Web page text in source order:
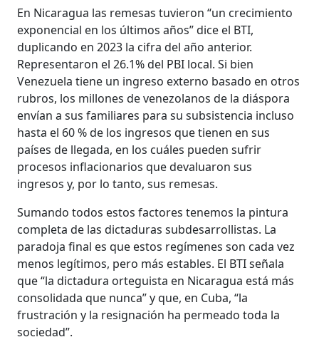
En Nicaragua las remesas tuvieron “un crecimiento
exponencial en los últimos años” dice el BTI,
duplicando en 2023 la cifra del año anterior.
Representaron el 26.1% del PBI local. Si bien
Venezuela tiene un ingreso externo basado en otros
rubros, los millones de venezolanos de la diáspora
envían a sus familiares para su subsistencia incluso
hasta el 60 % de los ingresos que tienen en sus
países de llegada, en los cuáles pueden sufrir
procesos inflacionarios que devaluaron sus
ingresos y, por lo tanto, sus remesas.
Sumando todos estos factores tenemos la pintura
completa de las dictaduras subdesarrollistas. La
paradoja final es que estos regímenes son cada vez
menos legítimos, pero más estables. El BTI señala
que “la dictadura orteguista en Nicaragua está más
consolidada que nunca” y que, en Cuba, “la
frustración y la resignación ha permeado toda la
sociedad”.